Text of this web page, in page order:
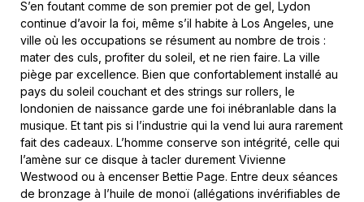
S’en foutant comme de son premier pot de gel, Lydon
continue d’avoir la foi, même s’il habite à Los Angeles, une
ville où les occupations se résument au nombre de trois :
mater des culs, profiter du soleil, et ne rien faire. La ville
piège par excellence. Bien que confortablement installé au
pays du soleil couchant et des strings sur rollers, le
londonien de naissance garde une foi inébranlable dans la
musique. Et tant pis si l’industrie qui la vend lui aura rarement
fait des cadeaux. L’homme conserve son intégrité, celle qui
l’amène sur ce disque à tacler durement Vivienne
Westwood ou à encenser Bettie Page. Entre deux séances
de bronzage à l’huile de monoï (allégations invérifiables de